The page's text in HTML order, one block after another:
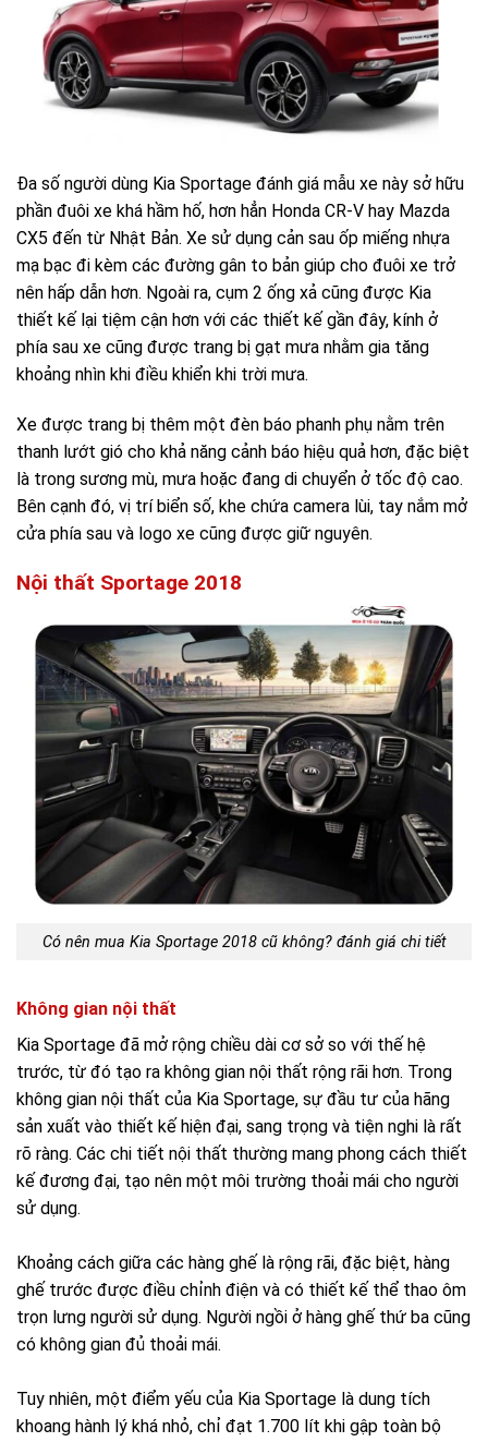
Đa số người dùng Kia Sportage đánh giá mẫu xe này sở hữu
phần đuôi xe khá hầm hố, hơn hẳn Honda CR-V hay Mazda
CX5 đến từ Nhật Bản. Xe sử dụng cản sau ốp miếng nhựa
mạ bạc đi kèm các đường gân to bản giúp cho đuôi xe trở
nên hấp dẫn hơn. Ngoài ra, cụm 2 ống xả cũng được Kia
thiết kế lại tiệm cận hơn với các thiết kế gần đây, kính ở
phía sau xe cũng được trang bị gạt mưa nhằm gia tăng
khoảng nhìn khi điều khiển khi trời mưa.
Xe được trang bị thêm một đèn báo phanh phụ nằm trên
thanh lướt gió cho khả năng cảnh báo hiệu quả hơn, đặc biệt
là trong sương mù, mưa hoặc đang di chuyển ở tốc độ cao.
Bên cạnh đó, vị trí biển số, khe chứa camera lùi, tay nắm mở
cửa phía sau và logo xe cũng được giữ nguyên.
Nội thất Sportage 2018
Có nên mua Kia Sportage 2018 cũ không? đánh giá chi tiết
Không gian nội thất
Kia Sportage đã mở rộng chiều dài cơ sở so với thế hệ
trước, từ đó tạo ra không gian nội thất rộng rãi hơn. Trong
không gian nội thất của Kia Sportage, sự đầu tư của hãng
sản xuất vào thiết kế hiện đại, sang trọng và tiện nghi là rất
rõ ràng. Các chi tiết nội thất thường mang phong cách thiết
kế đương đại, tạo nên một môi trường thoải mái cho người
sử dụng.
Khoảng cách giữa các hàng ghế là rộng rãi, đặc biệt, hàng
ghế trước được điều chỉnh điện và có thiết kế thể thao ôm
trọn lưng người sử dụng. Người ngồi ở hàng ghế thứ ba cũng
có không gian đủ thoải mái.
Tuy nhiên, một điểm yếu của Kia Sportage là dung tích
khoang hành lý khá nhỏ, chỉ đạt 1.700 lít khi gập toàn bộ